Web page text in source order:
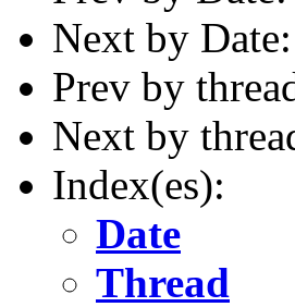
Next by Date:
Prev by
Next by
Index(es):
Date
Thread